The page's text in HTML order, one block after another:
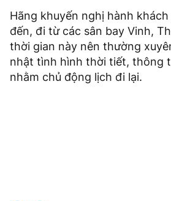
Hãng khuyến nghị hành
đến, đi từ các sân bay Vinh,
thời gian này nên thường
nhật tình hình thời tiết, thông
nhằm chủ động lịch đi lại.